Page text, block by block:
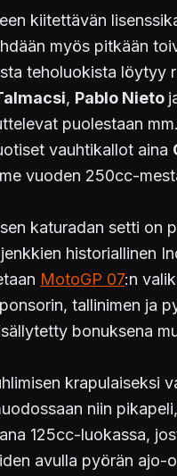
kiitettävän
myös pitkään
teholuokista löytyy
, Pablo Nieto
puolestaan mm.
vauhtikallot aina
vuoden 250cc-
katuradan setti on
historiallinen
MotoGP 07:n
tallinimen ja
bonuksena
niin
125cc-luokassa,
avulla pyörän ajo-